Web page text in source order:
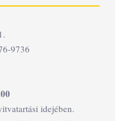
9736
idejében.